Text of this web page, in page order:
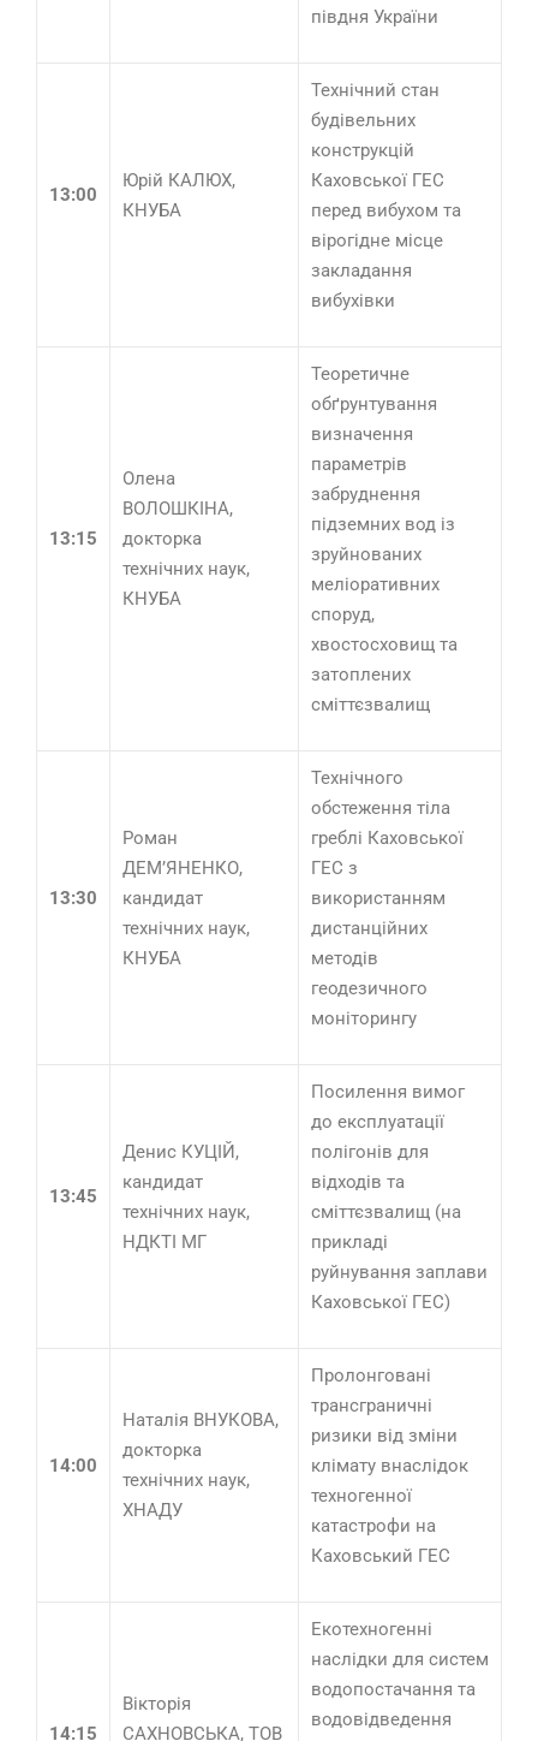
півдня України
13:00
Юрій КАЛЮХ,
КНУБА
Технічний стан
будівельних
конструкцій
Каховської ГЕС
перед вибухом та
вірогідне місце
закладання
вибухівки
13:15
Олена
ВОЛОШКІНА,
докторка
технічних наук,
КНУБА
Теоретичне
обґрунтування
визначення
параметрів
забруднення
підземних вод із
зруйнованих
меліоративних
споруд,
хвостосховищ та
затоплених
сміттєзвалищ
13:30
Роман
ДЕМ’ЯНЕНКО,
кандидат
технічних наук,
КНУБА
Технічного
обстеження тіла
греблі Каховської
ГЕС з
використанням
дистанційних
методів
геодезичного
моніторингу
13:45
Денис КУЦІЙ,
кандидат
технічних наук,
НДКТІ МГ
Посилення вимог
до експлуатації
полігонів для
відходів та
сміттєзвалищ (на
прикладі
руйнування заплави
Каховської ГЕС)
14:00
Наталія ВНУКОВА,
докторка
технічних наук,
ХНАДУ
Пролонговані
трансграничні
ризики від зміни
клімату внаслідок
техногенної
катастрофи на
Каховський ГЕС
14:15
Вікторія
САХНОВСЬКА, ТОВ
Екотехногенні
наслідки для систем
водопостачання та
водовідведення